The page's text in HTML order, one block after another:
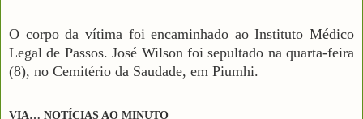
O corpo da vítima foi encaminhado ao Instituto Médico
Legal de Passos. José Wilson foi sepultado na quarta-feira
(8), no Cemitério da Saudade, em Piumhi.
VIA… NOTÍCIAS AO MINUTO